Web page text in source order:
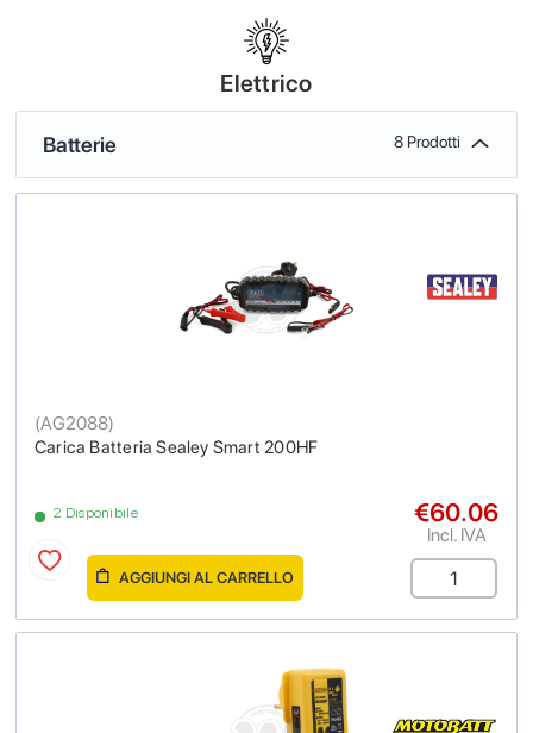
Elettrico
Batterie 8 Prodotti
Carica Batteria Sealey Smart 200HF
(AG2088)
2 Disponibile €60.06
Incl. IVA
AGGIUNGI AL CARRELLO